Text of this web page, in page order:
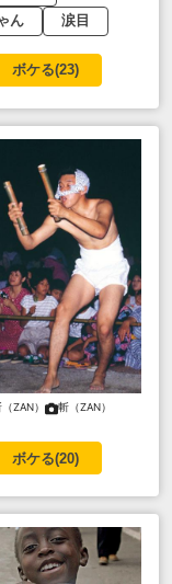
ん
涙目
ボケる(23)
ZAN） 斬（ZAN）
ボケる(20)